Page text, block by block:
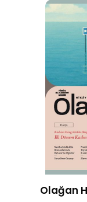
Olağan